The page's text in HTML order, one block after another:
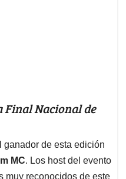
Nacional de
ganador de esta edición
MC. Los host del evento
muy reconocidos de este